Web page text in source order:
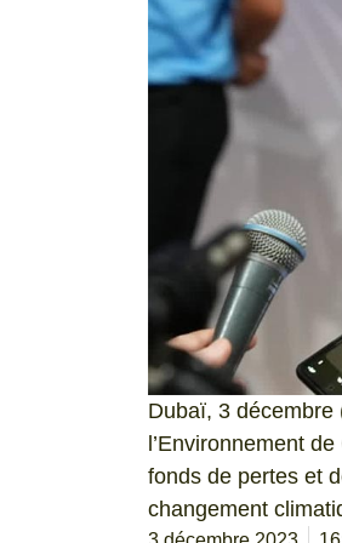
Dubaï, 3 décembre
l’Environnement
fonds de pertes et
changement